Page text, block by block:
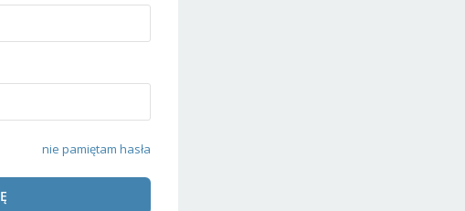
nie pamiętam hasła